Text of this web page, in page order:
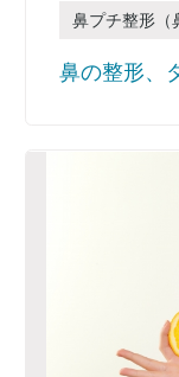
鼻プチ整形（
鼻の整形、